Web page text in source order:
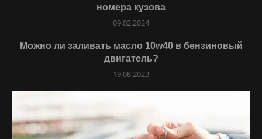
номера кузова
09.02.2024
Можно ли заливать масло 10w40 в бензиновый
двигатель?
19.08.2023